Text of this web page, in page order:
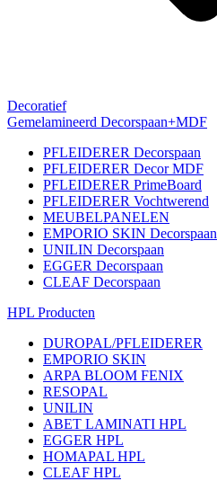
Decoratief
Gemelamineerd Decorspaan+MDF
PFLEIDERER Decorspaan
PFLEIDERER Decor MDF
PFLEIDERER PrimeBoard
PFLEIDERER Vochtwerend
MEUBELPANELEN
EMPORIO SKIN Decorspaan
UNILIN Decorspaan
EGGER Decorspaan
CLEAF Decorspaan
HPL Producten
DUROPAL/PFLEIDERER
EMPORIO SKIN
ARPA BLOOM FENIX
RESOPAL
UNILIN
ABET LAMINATI HPL
EGGER HPL
HOMAPAL HPL
CLEAF HPL